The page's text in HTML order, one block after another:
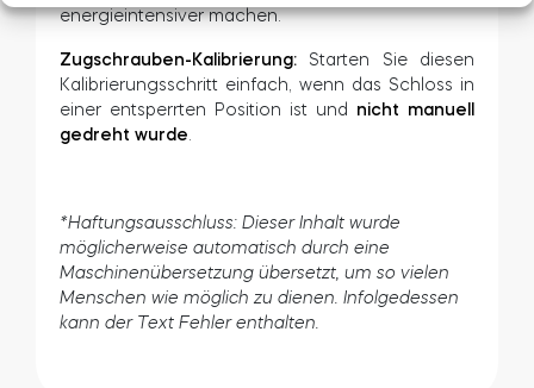
energieintensiver machen.
Zugschrauben-Kalibrierung: Starten Sie diesen
Kalibrierungsschritt einfach, wenn das Schloss in
einer entsperrten Position ist und nicht manuell
gedreht wurde
*Haftungsausschluss: Dieser Inhalt wurde
möglicherweise automatisch durch eine
Maschinenübersetzung übersetzt, um so vielen
Menschen wie möglich zu dienen. Infolgedessen
kann der Text Fehler enthalten.